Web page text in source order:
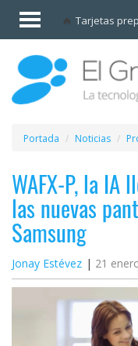
Tarjetas
Invitado
Iniciar
sesión /
Registrarse
Esenciales
Móviles
Ofertas
Apps
Redes
sociales
Plataformas
Portada Noticias
WAFX-P, la IA
las nuevas
Samsung
Jonay Estévez 21